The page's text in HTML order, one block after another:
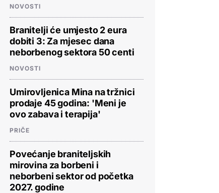
NOVOSTI
Branitelji će umjesto 2 eura
dobiti 3: Za mjesec dana
neborbenog sektora 50 centi
NOVOSTI
Umirovljenica Mina na tržnici
prodaje 45 godina: 'Meni je
ovo zabava i terapija'
PRIČE
Povećanje braniteljskih
mirovina za borbeni i
neborbeni sektor od početka
2027. godine